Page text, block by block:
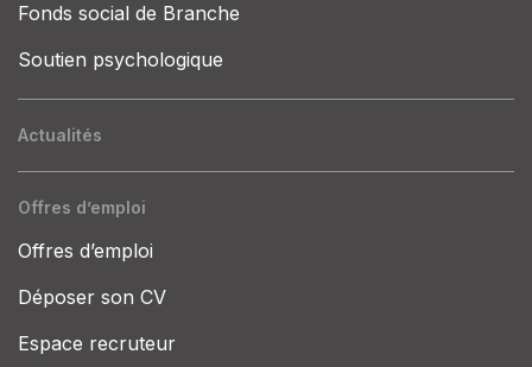
Fonds social de Branche
Soutien psychologique
Actualités
Offres d’emploi
Offres d’emploi
Déposer son CV
Espace recruteur